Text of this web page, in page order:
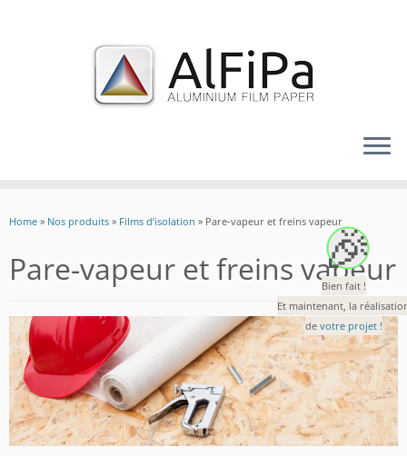
to
🎉
Bien fait !
Et maintenant, la
de votre projet !
Home » Nos produits » Films d’isolation » Pare-vapeur et freins vapeur
Pare-vapeur et freins vapeur